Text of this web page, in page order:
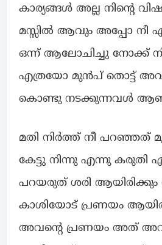
കാര്യങ്ങൾ അല്ല നിന്റെ
മസ്സിൽ ആവും അപ്പോ നീ
ഒന്ന് ആലോചിച്ചു നോക്ക്
എത്രയോ മുൻപ് തൊട്ട്
കൊണ്ടു നടക്കുന്നവൾ
മതി നിർത്ത് നീ
കേട്ടു നിന്നു എന്നു കരുതി
പറയരുത് ശരി ആയിരിക്കും
കാശിയോട്‌ പ്രണയം
അവന്റെ പ്രണയം അത്